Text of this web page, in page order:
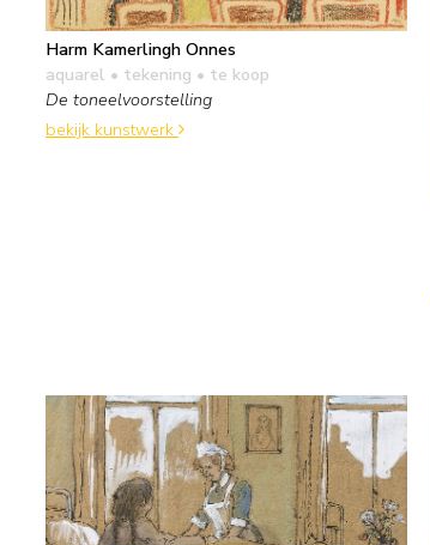
Harm Kamerlingh Onnes
aquarel • tekening • te koop
De toneelvoorstelling
bekijk kunstwerk